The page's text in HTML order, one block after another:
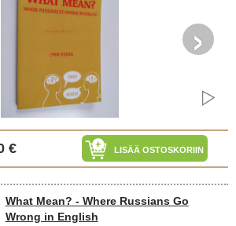
›
€ LISÄÄ OSTOSKORIIN
What Mean? - Where Russians Go
Wrong in English